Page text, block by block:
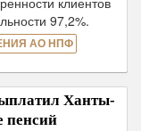
97,2%.
АО НПФ
Ханты-